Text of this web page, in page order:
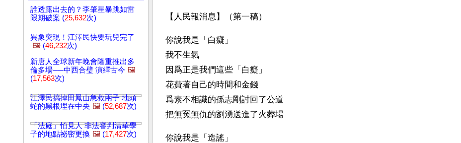
誰透露出去的？李肇星暴跳如雷
限期破案 (25,632次)
異象突現！江澤民快要玩兒完了
🖼️ (46,232次)
新唐人全球新年晚會隆重推出多
倫多場──中西合璧 演繹古今 🖼️
(17,563次)
江澤民搞掉田鳳山急救兩子 地頭
蛇的黑根埋在中央 🖼️ (52,687次)
「法庭」怕見人 非法審判清華學
子的地點祕密更換 🖼️ (17,427次)
【人民報消息】（第一稿）
你說我是「白癡」
我不生氣
因爲正是我們這些「白癡」
花費著自己的時間和金錢
爲素不相識的孫志剛討回了公道
把無冤無仇的劉湧送進了火葬場
你說我是「造謠」